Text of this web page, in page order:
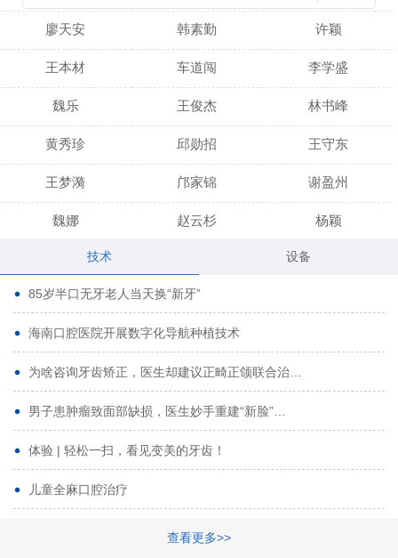
廖天安 韩素勤 许颖
王本材 车道闯 李学盛
魏乐 王俊杰 林书峰
黄秀珍 邱勋招 王守东
王梦漪 邝家锦 谢盈州
魏娜 赵云杉 杨颖
黄启龙
代艳虹 林芳诚
曹香林 姜炳华
姚宗将 梁春晓
林夏羽 颜晶
路娜 商晔
周碧玲
技术 设备
85岁半口无牙老人当天换“新牙”
海南口腔医院开展数字化导航种植技术
为啥咨询牙齿矫正，医生却建议正畸正颌联合治…
男子患肿瘤致面部缺损，医生妙手重建“新脸”…
体验 | 轻松一扫，看见变美的牙齿！
儿童全麻口腔治疗
查看更多>>